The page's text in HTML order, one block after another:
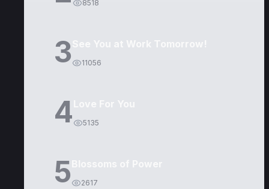
8518
3 11056
4 5135
5 2617